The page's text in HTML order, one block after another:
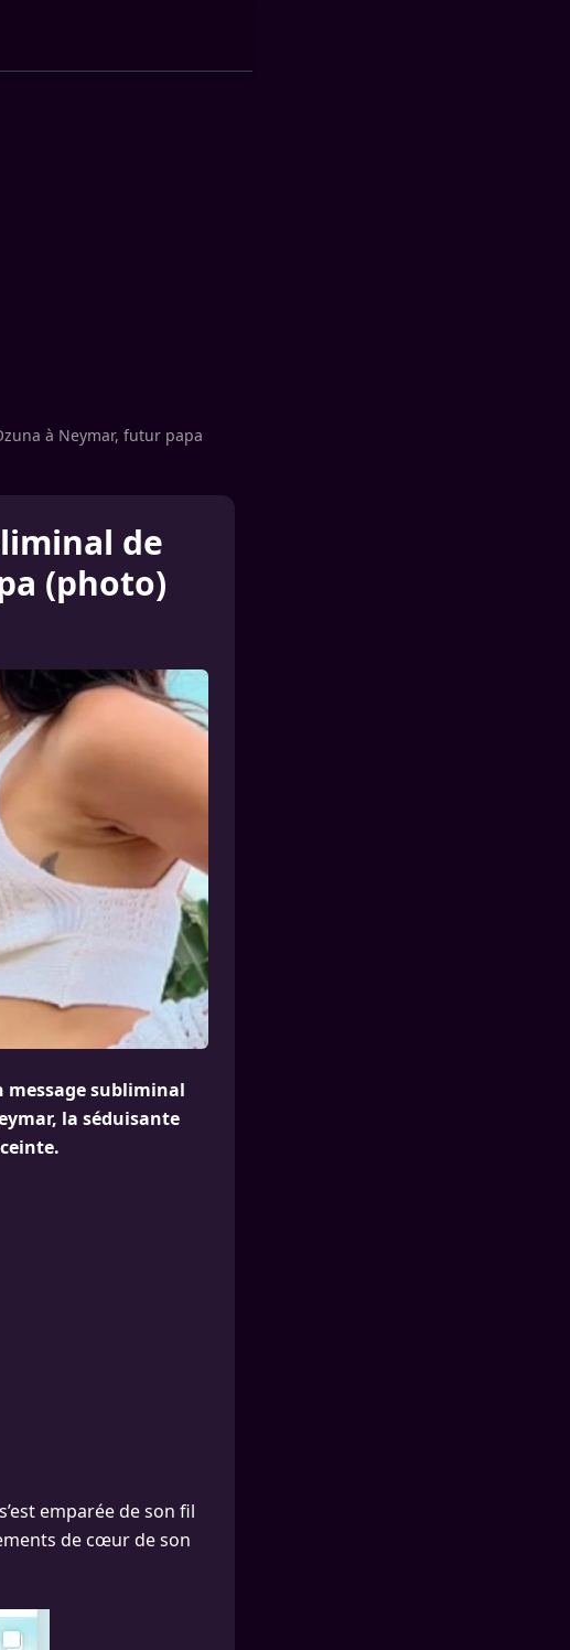
à Neymar, futur papa
de
(photo)
message subliminal
la séduisante
emparée de son fil
de cœur de son